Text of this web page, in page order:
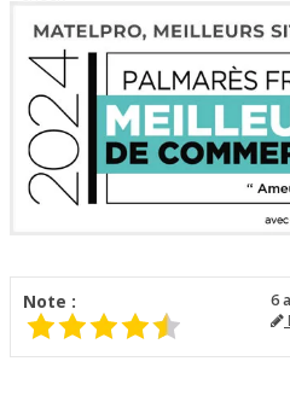
Note : 6